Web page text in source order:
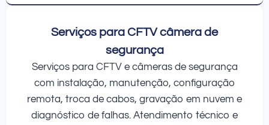
Serviços para CFTV câmera de
segurança
Serviços para CFTV e câmeras de segurança
com instalação, manutenção, configuração
remota, troca de cabos, gravação em nuvem e
diagnóstico de falhas. Atendimento técnico e